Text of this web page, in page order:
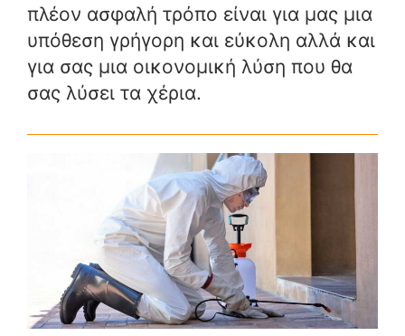
πλέον ασφαλή τρόπο είναι για μας μια
υπόθεση γρήγορη και εύκολη αλλά και
για σας μια οικονομική λύση που θα
σας λύσει τα χέρια.